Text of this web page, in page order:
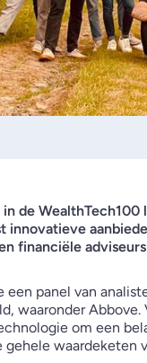
de
innovatieve
financiële
panel van
waaronder Abbove.
om een
waardeketen